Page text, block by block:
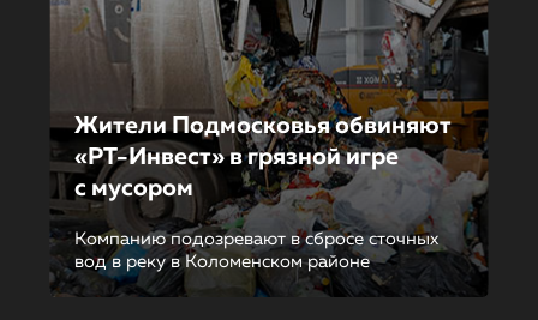
Жители Подмосковья обвиняют
«РТ-Инвест» в грязной игре
с мусором
Компанию подозревают в сбросе сточных
вод в реку в Коломенском районе